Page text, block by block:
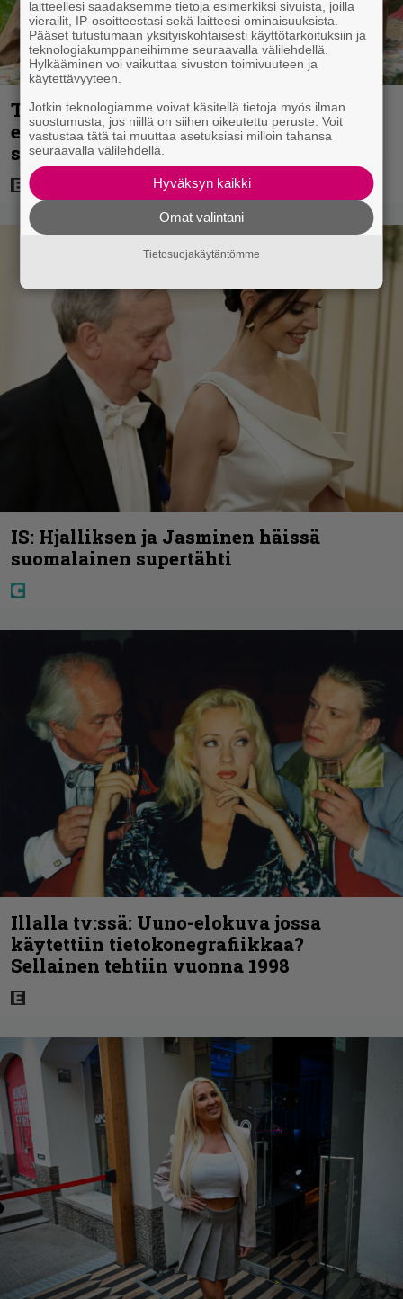
Tänään tv:ssä: Koskettava kotimainen
elokuva vuodelta 2020 – ”Tehty isolla
sydämellä”
IS: Hjalliksen ja Jasminen häissä
suomalainen supertähti
Illalla tv:ssä: Uuno-elokuva jossa
käytettiin tietokonegrafiikkaa?
Sellainen tehtiin vuonna 1998
laitteellesi saadaksemme tietoja esimerkiksi sivuista, joilla
vierailit, IP-osoitteestasi sekä laitteesi ominaisuuksista.
Pääset tutustumaan yksityiskohtaisesti käyttötarkoituksiin ja
teknologiakumppaneihimme seuraavalla välilehdellä.
Hylkääminen voi vaikuttaa sivuston toimivuuteen ja
käytettävyyteen.
Jotkin teknologiamme voivat käsitellä tietoja myös ilman
suostumusta, jos niillä on siihen oikeutettu peruste. Voit
vastustaa tätä tai muuttaa asetuksiasi milloin tahansa
seuraavalla välilehdellä.
Hyväksyn kaikki
Omat valintani
Tietosuojakäytäntömme